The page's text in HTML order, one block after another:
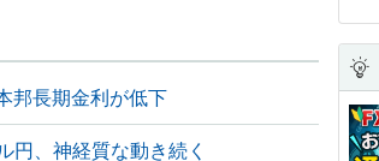
邦長期金利が低下
、神経質な動き続く